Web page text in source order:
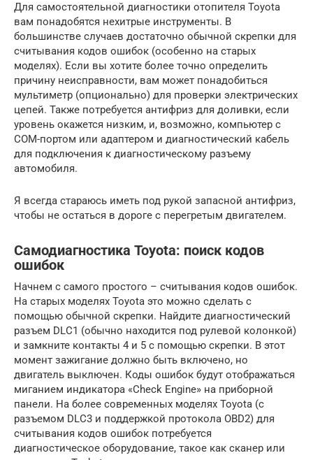
Для самостоятельной диагностики отопителя Toyota
вам понадобятся нехитрые инструменты. В
большинстве случаев достаточно обычной скрепки для
считывания кодов ошибок (особенно на старых
моделях). Если вы хотите более точно определить
причину неисправности, вам может понадобиться
мультиметр (опционально) для проверки электрических
цепей. Также потребуется антифриз для доливки, если
уровень окажется низким, и, возможно, компьютер с
COM-портом или адаптером и диагностический кабель
для подключения к диагностическому разъему
автомобиля.
Я всегда стараюсь иметь под рукой запасной антифриз,
чтобы не остаться в дороге с перегретым двигателем.
Самодиагностика Toyota: поиск кодов
ошибок
Начнем с самого простого – считывания кодов ошибок.
На старых моделях Toyota это можно сделать с
помощью обычной скрепки. Найдите диагностический
разъем DLC1 (обычно находится под рулевой колонкой)
и замкните контакты 4 и 5 с помощью скрепки. В этот
момент зажигание должно быть включено, но
двигатель выключен. Коды ошибок будут отображаться
миганием индикатора «Check Engine» на приборной
панели. На более современных моделях Toyota (с
разъемом DLC3 и поддержкой протокола OBD2) для
считывания кодов ошибок потребуется
диагностическое оборудование, такое как сканер или